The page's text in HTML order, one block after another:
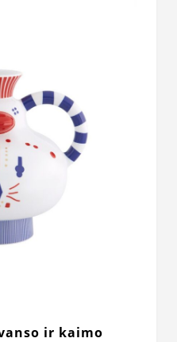
ir kaimo